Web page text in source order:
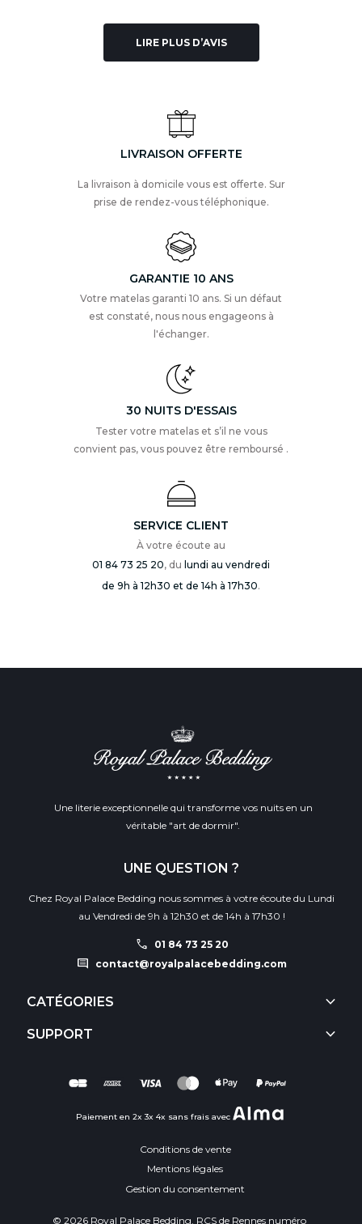
LIRE PLUS D’AVIS
LIVRAISON OFFERTE
La livraison à domicile vous est offerte. Sur
prise de rendez-vous téléphonique.
GARANTIE 10 ANS
Votre matelas garanti 10 ans. Si un défaut
est constaté, nous nous engageons à
l'échanger.
30 NUITS D'ESSAIS
Tester votre matelas et s’il ne vous
convient pas, vous pouvez être remboursé .
SERVICE CLIENT
À votre écoute au
01 84 73 25 20, du lundi au vendredi
de 9h à 12h30 et de 14h à 17h30.
Une literie exceptionnelle qui transforme vos nuits en un
véritable "art de dormir".
UNE QUESTION ?
Chez Royal Palace Bedding nous sommes à votre écoute du Lundi
au Vendredi de 9h à 12h30 et de 14h à 17h30 !
call 01 84 73 25 20
comment contact@royalpalacebedding.com
CATÉGORIES keyboard_arrow_down
SUPPORT keyboard_arrow_down
Paiement en 2x 3x 4x sans frais avec
© 2026 Royal Palace Bedding. RCS de Rennes numéro
Conditions de vente
Mentions légales
Gestion du consentement